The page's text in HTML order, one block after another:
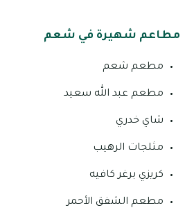
مطاعم شهيرة في شعم
مطعم شعم
مطعم عبد الله سعيد
شاي خدري
مثلجات الرهيب
كريزي برغر كافيه
مطعم الشفق الأحمر